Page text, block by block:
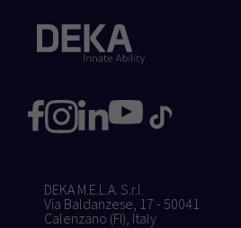
DEKA M.E.L.A. S.r.l.
Via Baldanzese, 17 - 50041
Calenzano (FI), Italy